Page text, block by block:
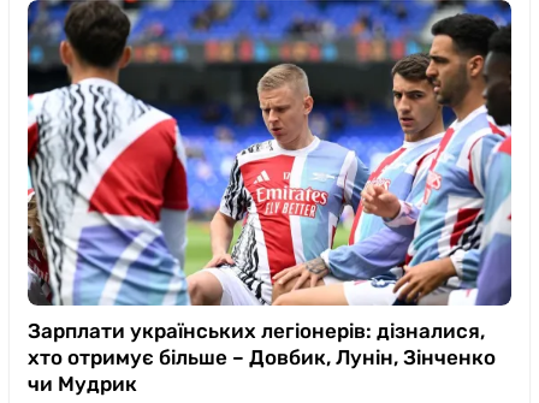
Зарплати українських легіонерів: дізналися,
хто отримує більше – Довбик, Лунін, Зінченко
чи Мудрик